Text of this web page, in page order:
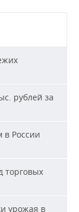
рублей за
в России
торговых
урожая в